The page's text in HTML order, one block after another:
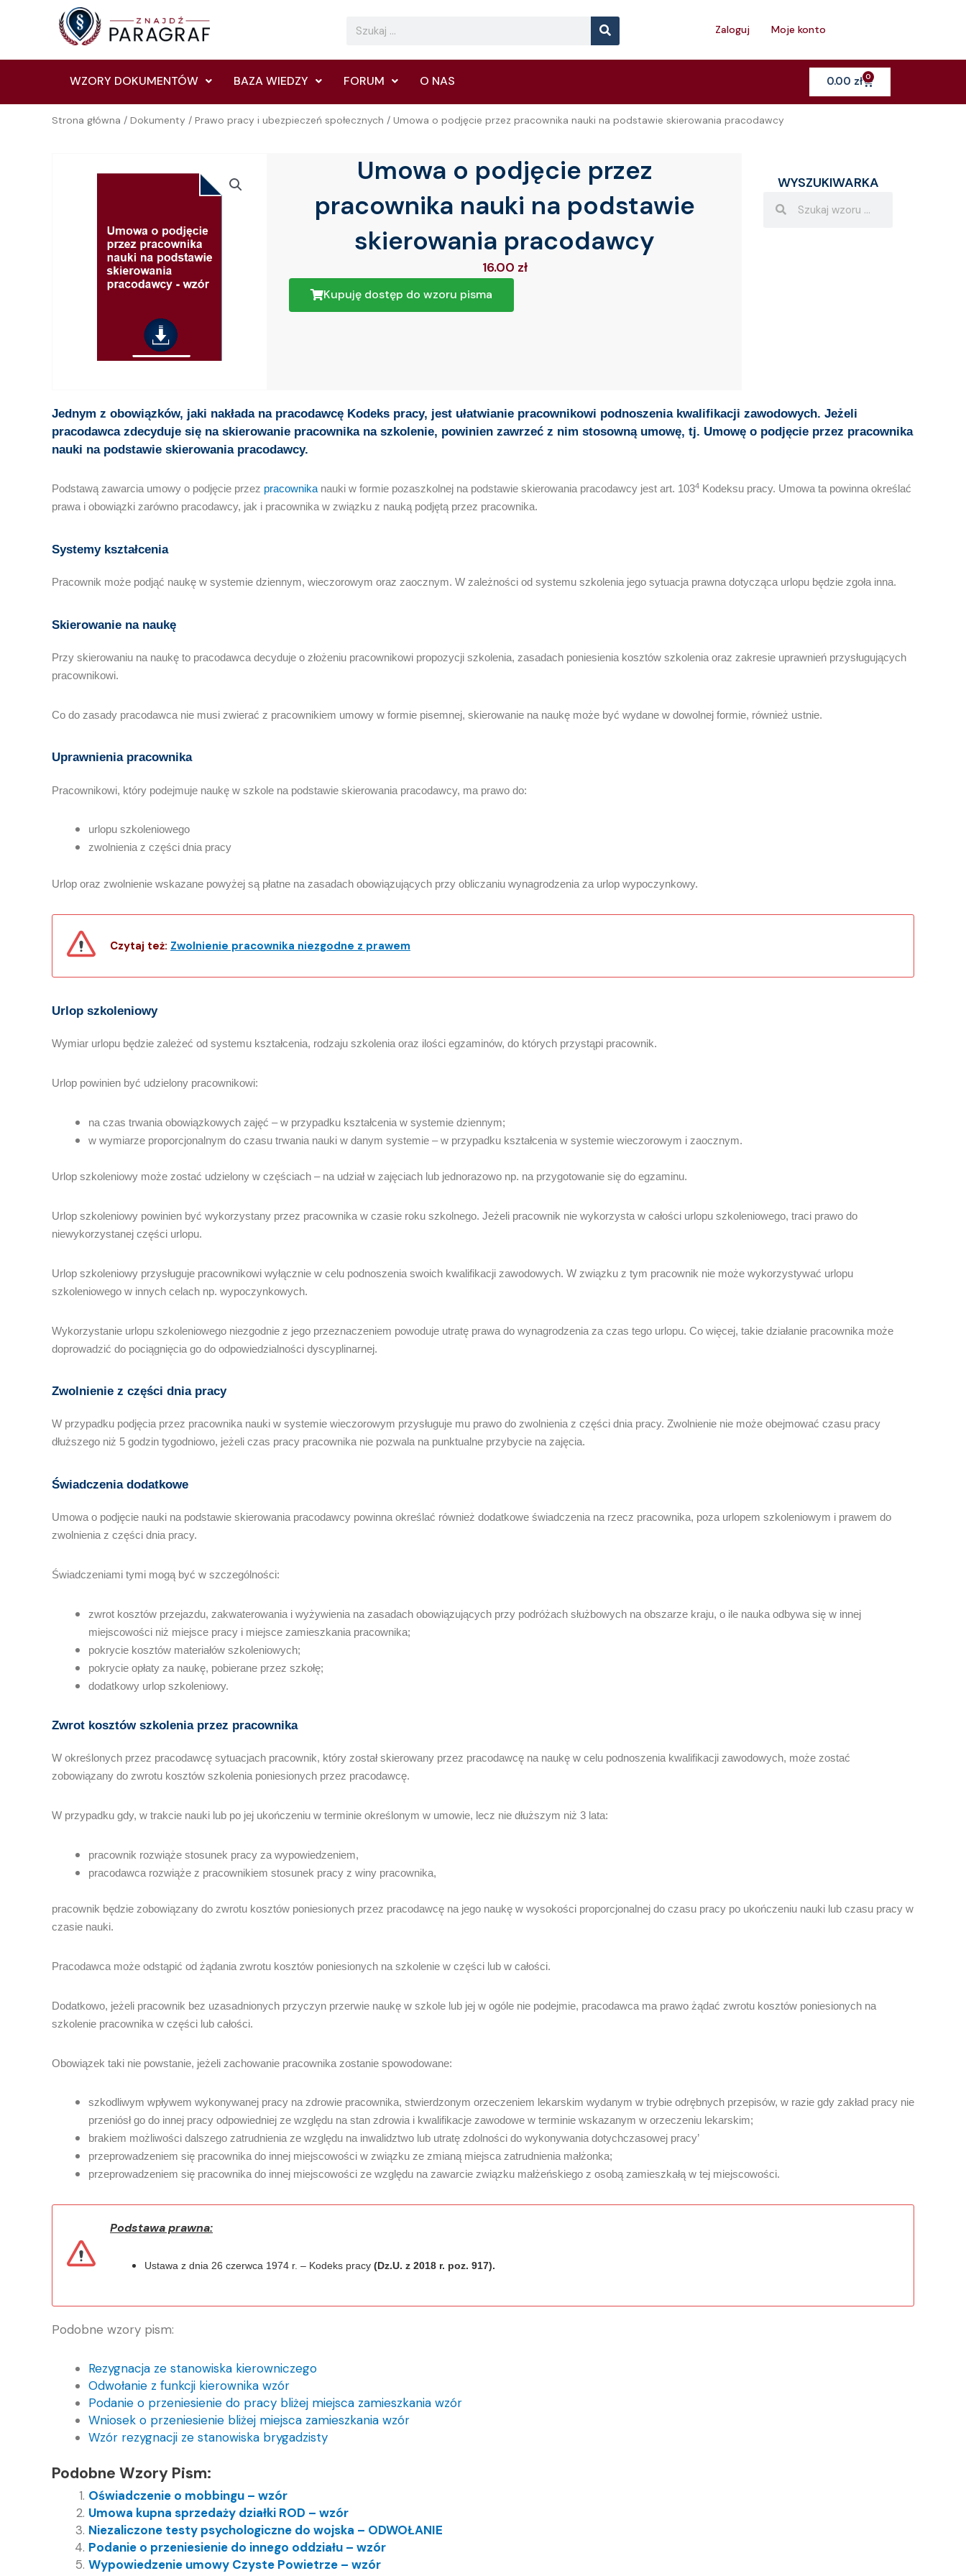
Search Search
Zaloguj Moje konto
WZORY DOKUMENTÓW BAZA WIEDZY FORUM O NAS 0.00 zł 0Cart
Strona główna / Dokumenty / Prawo pracy i ubezpieczeń społecznych / Umowa o podjęcie przez pracownika nauki na podstawie skierowania pracodawcy
Umowa o podjęcie przez
pracownika nauki na podstawie
skierowania pracodawcy
16.00 zł
Kupuję dostęp do wzoru pisma
WYSZUKIWARKA
Jednym z obowiązków, jaki nakłada na pracodawcę Kodeks pracy, jest ułatwianie pracownikowi podnoszenia kwalifikacji zawodowych. Jeżeli
pracodawca zdecyduje się na skierowanie pracownika na szkolenie, powinien zawrzeć z nim stosowną umowę, tj. Umowę o podjęcie przez pracownika
nauki na podstawie skierowania pracodawcy.
Podstawą zawarcia umowy o podjęcie przez pracownika nauki w formie pozaszkolnej na podstawie skierowania pracodawcy jest art. 1034 Kodeksu pracy. Umowa ta powinna określać
prawa i obowiązki zarówno pracodawcy, jak i pracownika w związku z nauką podjętą przez pracownika.
Systemy kształcenia
Pracownik może podjąć naukę w systemie dziennym, wieczorowym oraz zaocznym. W zależności od systemu szkolenia jego sytuacja prawna dotycząca urlopu będzie zgoła inna.
Skierowanie na naukę
Przy skierowaniu na naukę to pracodawca decyduje o złożeniu pracownikowi propozycji szkolenia, zasadach poniesienia kosztów szkolenia oraz zakresie uprawnień przysługujących
pracownikowi.
Co do zasady pracodawca nie musi zwierać z pracownikiem umowy w formie pisemnej, skierowanie na naukę może być wydane w dowolnej formie, również ustnie.
Uprawnienia pracownika
Pracownikowi, który podejmuje naukę w szkole na podstawie skierowania pracodawcy, ma prawo do:
urlopu szkoleniowego
zwolnienia z części dnia pracy
Urlop oraz zwolnienie wskazane powyżej są płatne na zasadach obowiązujących przy obliczaniu wynagrodzenia za urlop wypoczynkowy.
Czytaj też: Zwolnienie pracownika niezgodne z prawem
Urlop szkoleniowy
Wymiar urlopu będzie zależeć od systemu kształcenia, rodzaju szkolenia oraz ilości egzaminów, do których przystąpi pracownik.
Urlop powinien być udzielony pracownikowi:
na czas trwania obowiązkowych zajęć – w przypadku kształcenia w systemie dziennym;
w wymiarze proporcjonalnym do czasu trwania nauki w danym systemie – w przypadku kształcenia w systemie wieczorowym i zaocznym.
Urlop szkoleniowy może zostać udzielony w częściach – na udział w zajęciach lub jednorazowo np. na przygotowanie się do egzaminu.
Urlop szkoleniowy powinien być wykorzystany przez pracownika w czasie roku szkolnego. Jeżeli pracownik nie wykorzysta w całości urlopu szkoleniowego, traci prawo do
niewykorzystanej części urlopu.
Urlop szkoleniowy przysługuje pracownikowi wyłącznie w celu podnoszenia swoich kwalifikacji zawodowych. W związku z tym pracownik nie może wykorzystywać urlopu
szkoleniowego w innych celach np. wypoczynkowych.
Wykorzystanie urlopu szkoleniowego niezgodnie z jego przeznaczeniem powoduje utratę prawa do wynagrodzenia za czas tego urlopu. Co więcej, takie działanie pracownika może
doprowadzić do pociągnięcia go do odpowiedzialności dyscyplinarnej.
Zwolnienie z części dnia pracy
W przypadku podjęcia przez pracownika nauki w systemie wieczorowym przysługuje mu prawo do zwolnienia z części dnia pracy. Zwolnienie nie może obejmować czasu pracy
dłuższego niż 5 godzin tygodniowo, jeżeli czas pracy pracownika nie pozwala na punktualne przybycie na zajęcia.
Świadczenia dodatkowe
Umowa o podjęcie nauki na podstawie skierowania pracodawcy powinna określać również dodatkowe świadczenia na rzecz pracownika, poza urlopem szkoleniowym i prawem do
zwolnienia z części dnia pracy.
Świadczeniami tymi mogą być w szczególności:
zwrot kosztów przejazdu, zakwaterowania i wyżywienia na zasadach obowiązujących przy podróżach służbowych na obszarze kraju, o ile nauka odbywa się w innej
miejscowości niż miejsce pracy i miejsce zamieszkania pracownika;
pokrycie kosztów materiałów szkoleniowych;
pokrycie opłaty za naukę, pobierane przez szkołę;
dodatkowy urlop szkoleniowy.
Zwrot kosztów szkolenia przez pracownika
W określonych przez pracodawcę sytuacjach pracownik, który został skierowany przez pracodawcę na naukę w celu podnoszenia kwalifikacji zawodowych, może zostać
zobowiązany do zwrotu kosztów szkolenia poniesionych przez pracodawcę.
W przypadku gdy, w trakcie nauki lub po jej ukończeniu w terminie określonym w umowie, lecz nie dłuższym niż 3 lata:
pracownik rozwiąże stosunek pracy za wypowiedzeniem,
pracodawca rozwiąże z pracownikiem stosunek pracy z winy pracownika,
pracownik będzie zobowiązany do zwrotu kosztów poniesionych przez pracodawcę na jego naukę w wysokości proporcjonalnej do czasu pracy po ukończeniu nauki lub czasu pracy w
czasie nauki.
Pracodawca może odstąpić od żądania zwrotu kosztów poniesionych na szkolenie w części lub w całości.
Dodatkowo, jeżeli pracownik bez uzasadnionych przyczyn przerwie naukę w szkole lub jej w ogóle nie podejmie, pracodawca ma prawo żądać zwrotu kosztów poniesionych na
szkolenie pracownika w części lub całości.
Obowiązek taki nie powstanie, jeżeli zachowanie pracownika zostanie spowodowane:
szkodliwym wpływem wykonywanej pracy na zdrowie pracownika, stwierdzonym orzeczeniem lekarskim wydanym w trybie odrębnych przepisów, w razie gdy zakład pracy nie
przeniósł go do innej pracy odpowiedniej ze względu na stan zdrowia i kwalifikacje zawodowe w terminie wskazanym w orzeczeniu lekarskim;
brakiem możliwości dalszego zatrudnienia ze względu na inwalidztwo lub utratę zdolności do wykonywania dotychczasowej pracy’
przeprowadzeniem się pracownika do innej miejscowości w związku ze zmianą miejsca zatrudnienia małżonka;
przeprowadzeniem się pracownika do innej miejscowości ze względu na zawarcie związku małżeńskiego z osobą zamieszkałą w tej miejscowości.
Podstawa prawna:
Ustawa z dnia 26 czerwca 1974 r. – Kodeks pracy (Dz.U. z 2018 r. poz. 917).
Podobne wzory pism:
Rezygnacja ze stanowiska kierowniczego
Odwołanie z funkcji kierownika wzór
Podanie o przeniesienie do pracy bliżej miejsca zamieszkania wzór
Wniosek o przeniesienie bliżej miejsca zamieszkania wzór
Wzór rezygnacji ze stanowiska brygadzisty
Podobne Wzory Pism:
Oświadczenie o mobbingu – wzór
Umowa kupna sprzedaży działki ROD – wzór
Niezaliczone testy psychologiczne do wojska – ODWOŁANIE
Podanie o przeniesienie do innego oddziału – wzór
Wypowiedzenie umowy Czyste Powietrze – wzór